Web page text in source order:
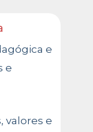
e
e
valores e